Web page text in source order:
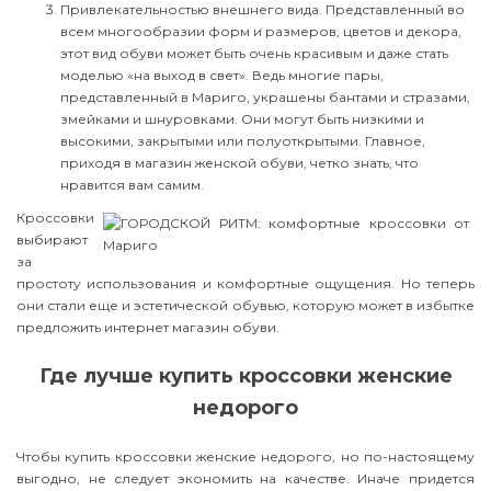
Привлекательностью внешнего вида. Представленный во
всем многообразии форм и размеров, цветов и декора,
этот вид обуви может быть очень красивым и даже стать
моделью «на выход в свет». Ведь многие пары,
представленный в Мариго, украшены бантами и стразами,
змейками и шнуровками. Они могут быть низкими и
высокими, закрытыми или полуоткрытыми. Главное,
приходя в магазин женской обуви, четко знать, что
нравится вам самим.
Кроссовки
выбирают
за
простоту использования и комфортные ощущения. Но теперь
они стали еще и эстетической обувью, которую может в избытке
предложить интернет магазин обуви.
Где лучше купить кроссовки женские
недорого
Чтобы купить кроссовки женские недорого, но по-настоящему
выгодно, не следует экономить на качестве. Иначе придется